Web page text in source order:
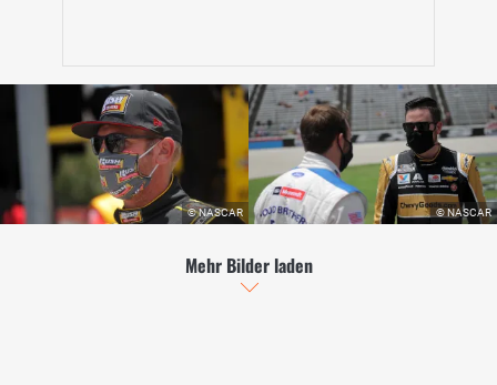
Mehr Bilder laden